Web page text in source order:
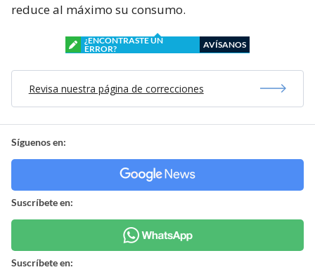
reduce al máximo su consumo.
¿ENCONTRASTE UN
ERROR?
AVÍSANOS
Revisa nuestra página de correcciones
Síguenos en:
Suscríbete en:
Suscríbete en: